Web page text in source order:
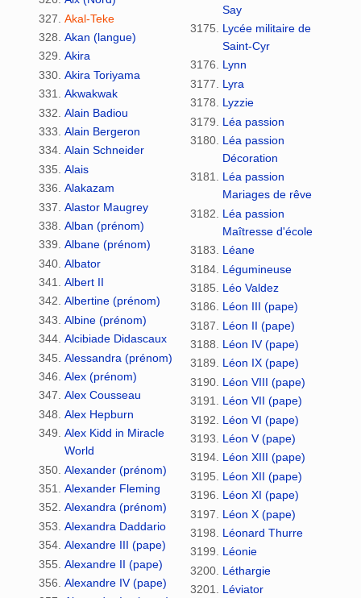
Akal-Teke
Akan (langue)
Akira
Akira Toriyama
Akwakwak
Alain Badiou
Alain Bergeron
Alain Schneider
Alais
Alakazam
Alastor Maugrey
Alban (prénom)
Albane (prénom)
Albator
Albert II
Albertine (prénom)
Albine (prénom)
Alcibiade Didascaux
Alessandra (prénom)
Alex (prénom)
Alex Cousseau
Alex Hepburn
Alex Kidd in Miracle
World
Alexander (prénom)
Alexander Fleming
Alexandra (prénom)
Alexandra Daddario
Alexandre III (pape)
Alexandre II (pape)
Alexandre IV (pape)
Say
Lycée militaire de
Saint-Cyr
Lynn
Lyra
Lyzzie
Léa passion
Léa passion
Décoration
Léa passion
Mariages de rêve
Léa passion
Maîtresse d'école
Léane
Légumineuse
Léo Valdez
Léon III (pape)
Léon II (pape)
Léon IV (pape)
Léon IX (pape)
Léon VIII (pape)
Léon VII (pape)
Léon VI (pape)
Léon V (pape)
Léon XIII (pape)
Léon XII (pape)
Léon XI (pape)
Léon X (pape)
Léonard Thurre
Léonie
Léthargie
Léviator